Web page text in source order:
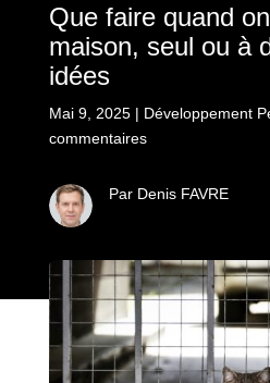
Que faire quand
maison, seul ou à
idées
Mai 9, 2025| Développement
commentaires
Par Denis FAVRE